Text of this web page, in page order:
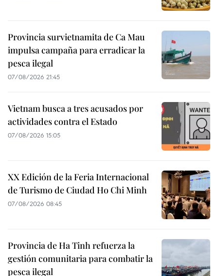
Provincia survietnamita de Ca Mau
impulsa campaña para erradicar la
pesca ilegal
07/08/2026 21:45
Vietnam busca a tres acusados por
actividades contra el Estado
07/08/2026 15:05
XX Edición de la Feria Internacional
de Turismo de Ciudad Ho Chi Minh
07/08/2026 08:45
Provincia de Ha Tinh refuerza la
gestión comunitaria para combatir la
pesca ilegal